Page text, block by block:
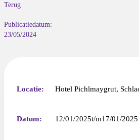
Terug
Publicatiedatum:
23/05/2024
Locatie: Hotel Pichlmaygrut,
Datum: 12/01/2025 17/01/2025